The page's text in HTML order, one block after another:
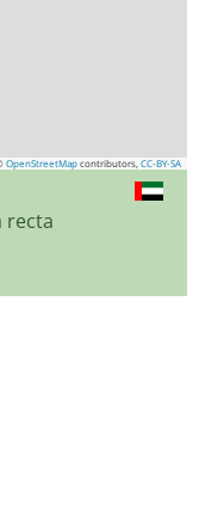
OpenStreetMap contributors, CC-BY-SA
recta